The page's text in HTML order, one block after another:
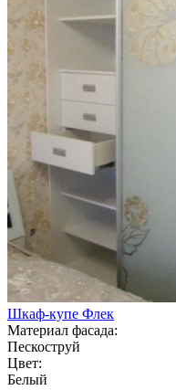
Шкаф-купе Флек
Материал фасада:
Пескоструй
Цвет:
Белый